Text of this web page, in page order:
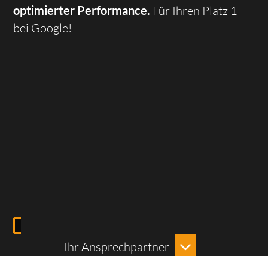
optimierter Performance. Für Ihren Platz 1
bei Google!
Ihr Ansprechpartner